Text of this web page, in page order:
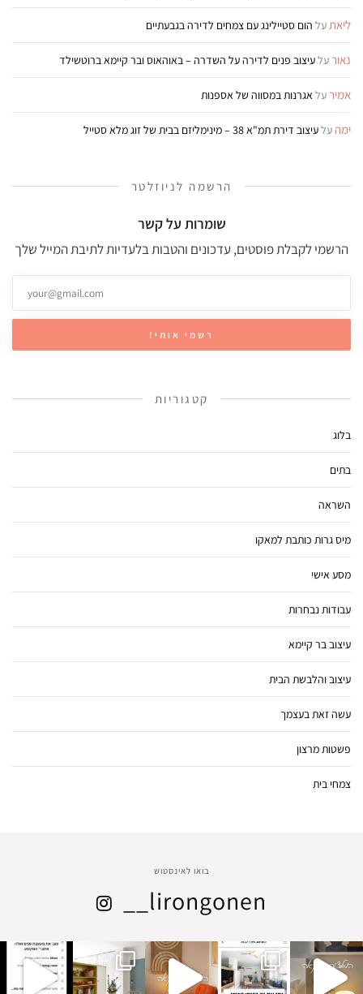
ליאתעל הום סטיילינג עם צמחים לדירה בגבעתיים
נאורעלעיצוב פנים לדירה על השדרה – באוהאוס ובר קיימא ברוטשילד
אמירעל אגרנות במסווה של אספנות
ימה עלעיצוב דירת תמ"א 38 – מינימליזם בבית של זוג מלא סטייל
הרשמה לניוזלטר
שומרות על קשר
הרשמי לקבלת פוסטים, עדכונים והטבות בלעדיות לתיבת המייל שלך
קטגוריות
בלוג
בתים
השראה
מיס גרות כותבת למאקו
מסע אישי
עבודות נבחרות
עיצוב בר קיימא
עיצוב והלבשת הבית
עשה זאת בעצמך
פשטות מרצון
צמחי בית
בואו לאינסטוש
__lirongonen
lirongon
en__mis
sgarot
ינו 1
lirongon
en__mis
sgarot
דצמ
31
lirongon
en__mis
sgarot
דצמ
29
lirongon
en__mis
sgarot
דצמ
28
lirongon
en__mis
sgarot
דצמ
25